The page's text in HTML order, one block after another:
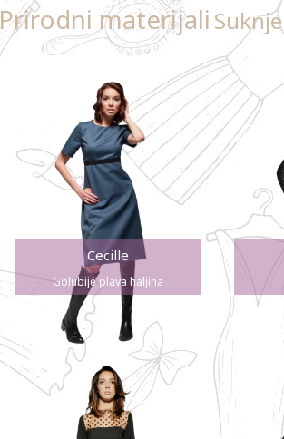
Prirodni materijali Suknje
Cecille
Golubije plava haljina